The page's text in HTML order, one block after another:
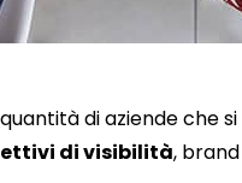
di aziende che
di visibilità,